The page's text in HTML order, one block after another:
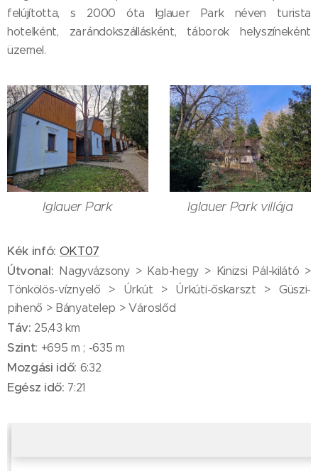
felújította, s 2000 óta Iglauer Park néven turista
hotelként, zarándokszállásként, táborok helyszíneként
üzemel.
Iglauer Park Iglauer Park villája
Kék infó: OKT07
Útvonal: Nagyvázsony > Kab-hegy > Kinizsi Pál-kilátó >
Tönkölös-víznyelő > Úrkút > Úrkúti-őskarszt > Güszi-
pihenő > Bányatelep > Városlőd
Táv: 25,43 km
Szint: +695 m ; -635 m
Mozgási idő: 6:32
Egész idő: 7:21